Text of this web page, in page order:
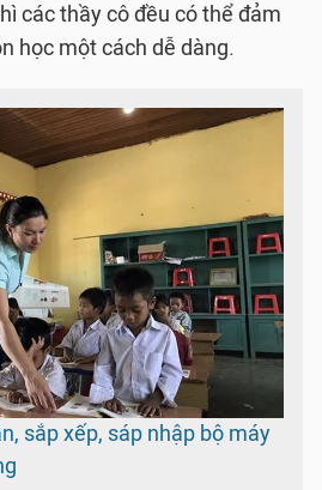
các thầy cô đều có thể đảm
học một cách dễ dàng.
sắp xếp, sáp nhập bộ máy